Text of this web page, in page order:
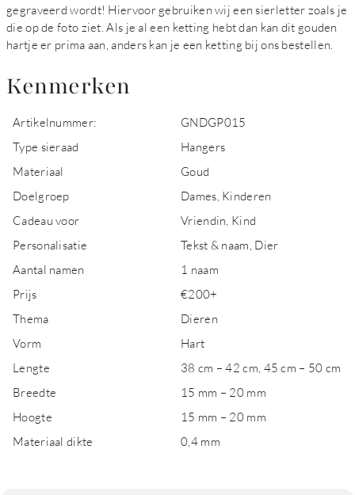
gegraveerd wordt! Hiervoor gebruiken wij een sierletter zoals je
die op de foto ziet. Als je al een ketting hebt dan kan dit gouden
hartje er prima aan, anders kan je een ketting bij ons bestellen.
Kenmerken
Artikelnummer:
GNDGP015
Type sieraad
Hangers
Materiaal
Goud
Doelgroep
Dames, Kinderen
Cadeau voor
Vriendin, Kind
Personalisatie
Tekst & naam, Dier
Aantal namen
1 naam
Prijs
€200+
Thema
Dieren
Vorm
Hart
Lengte
38 cm – 42 cm, 45 cm – 50 cm
Breedte
15 mm – 20 mm
Hoogte
15 mm – 20 mm
Materiaal dikte
0,4 mm